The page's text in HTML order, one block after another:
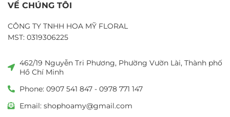
VỀ CHÚNG TÔI
CÔNG TY TNHH HOA MỸ FLORAL
MST: 0319306225
462/19 Nguyễn Tri Phương, Phường Vườn Lài, Thành phố
Hồ Chí Minh
Phone: 0907 541 847 - 0978 771 147
Email: shophoamy@gmail.com